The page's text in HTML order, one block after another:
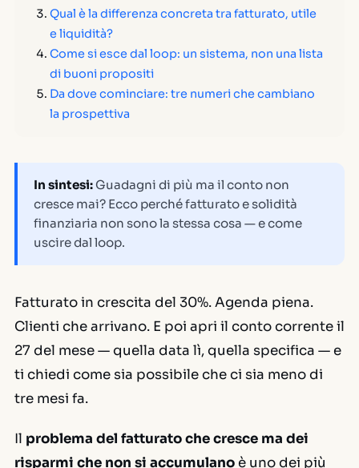
Qual è la differenza concreta tra fatturato, utile
e liquidità?
Come si esce dal loop: un sistema, non una lista
di buoni propositi
Da dove cominciare: tre numeri che cambiano
la prospettiva
In sintesi:Guadagni di più ma il conto non
cresce mai? Ecco perché fatturato e solidità
finanziaria non sono la stessa cosa — e come
uscire dal loop.
Fatturato in crescita del 30%. Agenda piena.
Clienti che arrivano. E poi apri il conto corrente il
27 del mese — quella data lì, quella specifica — e
ti chiedi come sia possibile che ci sia meno di
tre mesi fa.
Il problema del fatturato che cresce ma dei
risparmi che non si accumulanoè uno dei più